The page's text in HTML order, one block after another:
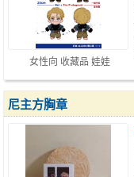
女性向 收藏品 娃娃
尼主方胸章